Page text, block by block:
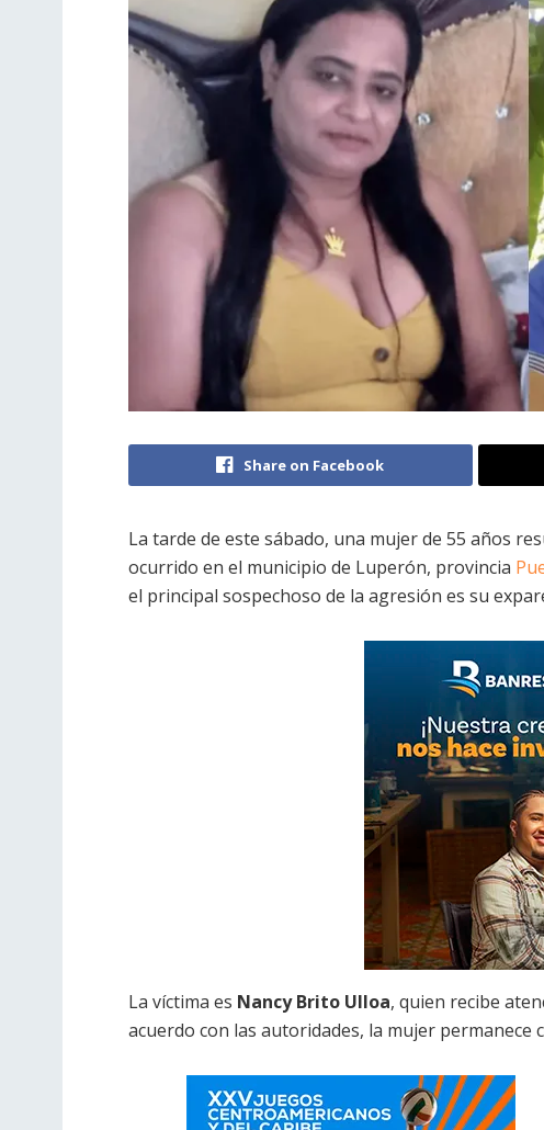
Share on Facebook
La tarde de este sábado, una mujer de 55 años
ocurrido en el municipio de Luperón, provincia
el principal sospechoso de la agresión es su
La víctima es Nancy Brito Ulloa, quien recibe
acuerdo con las autoridades, la mujer permanece